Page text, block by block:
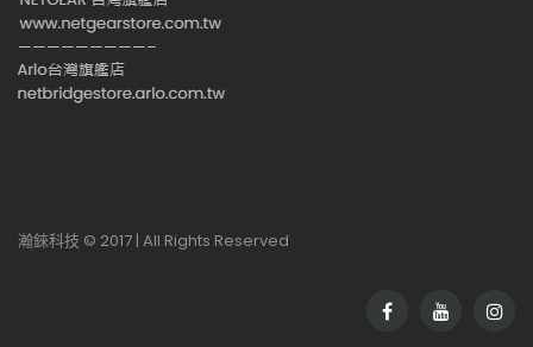
—————————–
瀚錸科技 © 2017 | All Rights Reserved